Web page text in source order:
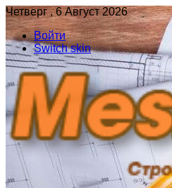
Четверг , 6 Август 2026
Войти
Switch skin